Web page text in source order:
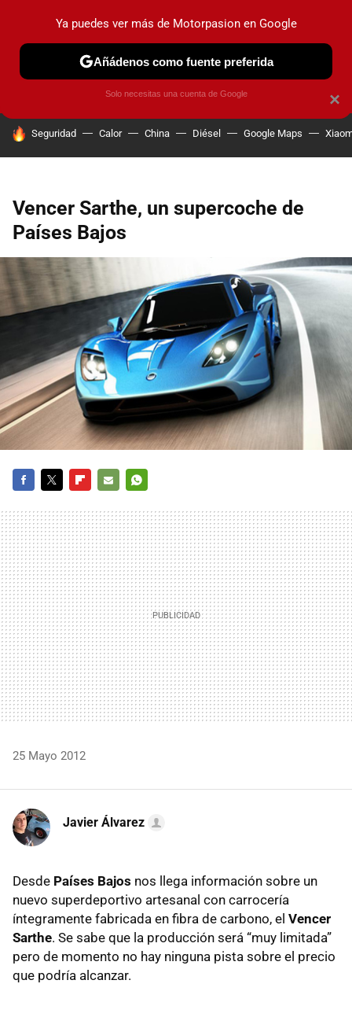
PRUEBAS COCHES ELÉCTRICOS OBSERVATORIO
HOY SE HABLA DE
Seguridad Calor China Diésel Google Maps
Vencer Sarthe, un supercoche de
Países Bajos
MAIL
25 Mayo 2012
Javier Álvarez
Desde Países Bajos nos llega información sobre un
nuevo superdeportivo artesanal con carrocería
íntegramente fabricada en fibra de carbono, el Vencer
Sarthe. Se sabe que la producción será “muy limitada”
pero de momento no hay ninguna pista sobre el precio
que podría alcanzar.
×
Ya puedes ver más de Motorpasion en Google
Añádenos como fuente preferida
Solo necesitas una cuenta de Google